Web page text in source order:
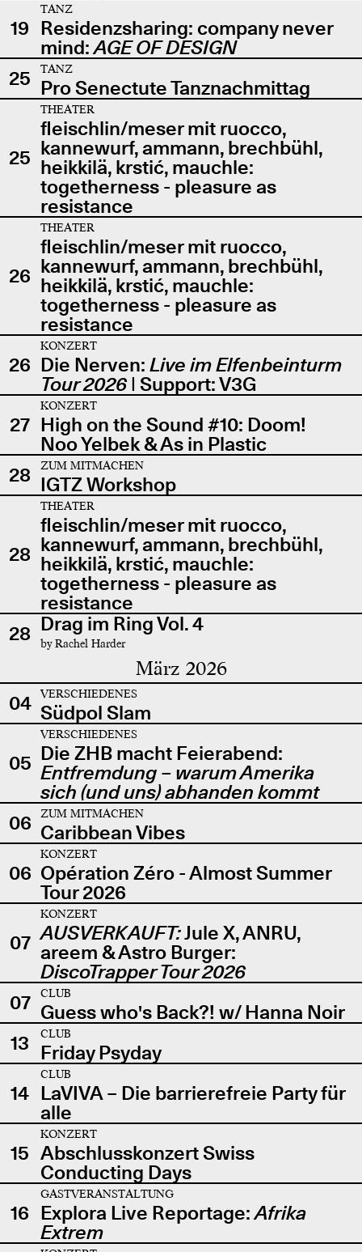
19
TANZ
Residenzsharing: company never
mind:AGE OF DESIGN
25
TANZ
Pro Senectute Tanznachmittag
25
THEATER
fleischlin/meser mit ruocco,
kannewurf, ammann, brechbühl,
heikkilä, krstić, mauchle:
togetherness - pleasure as
resistance
26
THEATER
fleischlin/meser mit ruocco,
kannewurf, ammann, brechbühl,
heikkilä, krstić, mauchle:
togetherness - pleasure as
resistance
26
KONZERT
Die Nerven: Live im Elfenbeinturm
Tour 2026| Support: V3G
27
KONZERT
High on the Sound #10: Doom!
Noo Yelbek & As in Plastic
28
ZUM MITMACHEN
IGTZ Workshop
28
THEATER
fleischlin/meser mit ruocco,
kannewurf, ammann, brechbühl,
heikkilä, krstić, mauchle:
togetherness - pleasure as
resistance
28 Drag im Ring Vol. 4
by Rachel Harder
März 2026
04 VERSCHIEDENES
Südpol Slam
05
VERSCHIEDENES
Die ZHB macht Feierabend:
Entfremdung – warum Amerika
sich (und uns) abhanden kommt
06
ZUM MITMACHEN
Caribbean Vibes
06
KONZERT
Opération Zéro - Almost Summer
Tour 2026
07
KONZERT
AUSVERKAUFT:Jule X, ANRU,
areem & Astro Burger:
DiscoTrapper Tour 2026
07
CLUB
Guess who's Back?! w/ Hanna Noir
13
CLUB
Friday Psyday
14
CLUB
LaVIVA – Die barrierefreie Party für
alle
15
KONZERT
Abschlusskonzert Swiss
Conducting Days
16
GASTVERANSTALTUNG
Explora Live Reportage:Afrika
Extrem